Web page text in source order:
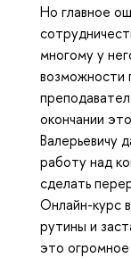
Но главное
многому у
возможности
окончании
Валерьевичу
работу над
сделать
Онлайн-курс
рутины и
это огромное